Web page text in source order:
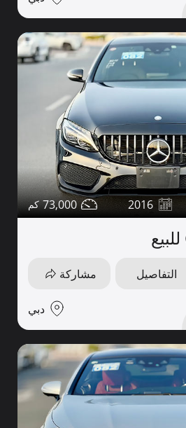
2016
73,000
التفاصيل مشاركة
دبي